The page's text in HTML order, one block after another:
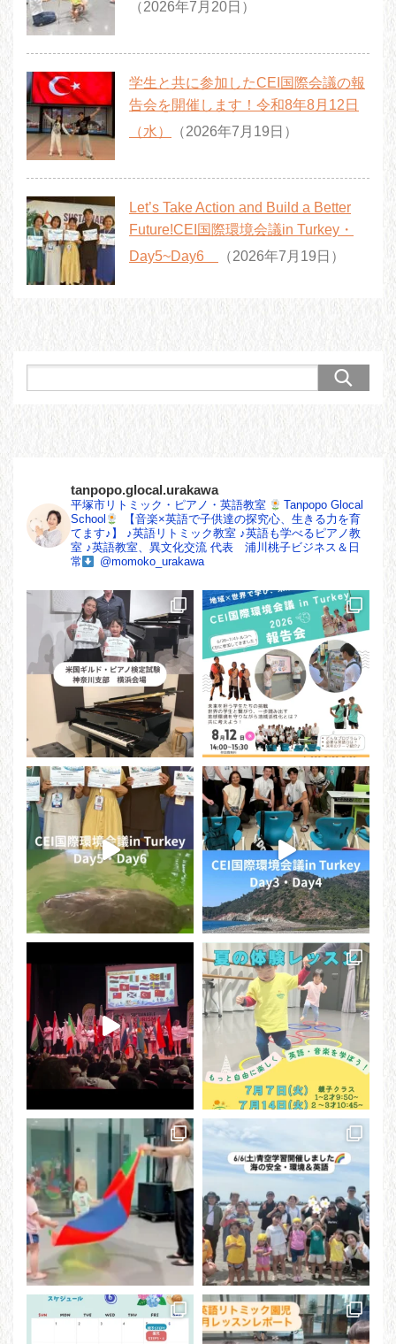
（2026年7月20日）
学生と共に参加したCEI国際会議の報
告会を開催します！令和8年8月12日
（水）
（2026年7月19日）
Let’s Take Action and Build a Better
Future!CEI国際環境会議in Turkey・
Day5~Day6
（2026年7月19日）
tanpopo.glocal.urakawa
平塚市リトミック・ピアノ・英語教室
Tanpopo Glocal
School
【音楽×英語で子供達の探究心、生きる力を育
てます♪】
♪英語リトミック教室 ♪英語も学べるピアノ教
室 ♪英語教室、異文化交流 代表 浦川桃子ビジネス＆日
常
@momoko_urakawa